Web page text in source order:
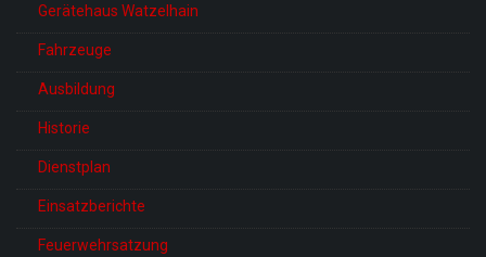
Gerätehaus Watzelhain
Fahrzeuge
Ausbildung
Historie
Dienstplan
Einsatzberichte
Feuerwehrsatzung